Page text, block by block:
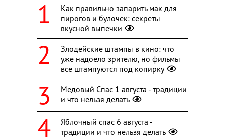
Как правильно запарить мак для
пирогов и булочек: секреты
вкусной выпечки
Злодейские штампы в кино: что
уже надоело зрителю, но фильмы
все штампуются под копирку
Медовый Спас 1 августа - традиции
и что нельзя делать
Яблочный спас 6 августа -
традиции и что нельзя делать